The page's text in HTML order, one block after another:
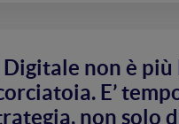
Digitale non è più
E’
non solo